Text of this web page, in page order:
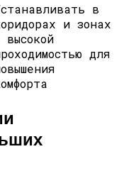
в
и зонах
высокой
для